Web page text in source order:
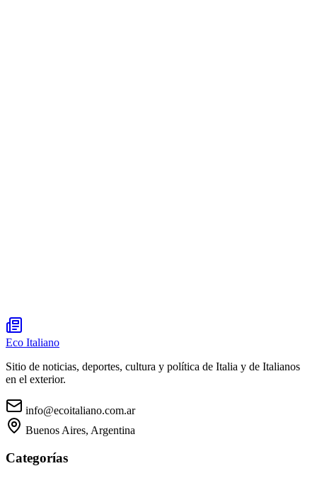
Eco Italiano
Sitio de noticias, deportes, cultura y política de Italia y de Italianos
en el exterior.
info@ecoitaliano.com.ar
Buenos Aires, Argentina
Categorías